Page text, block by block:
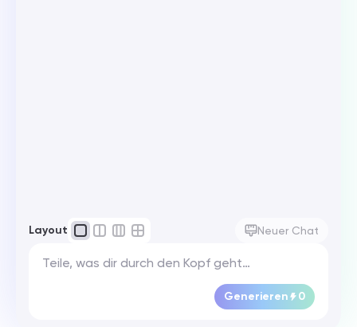
Layout Neuer Chat
Generieren 0